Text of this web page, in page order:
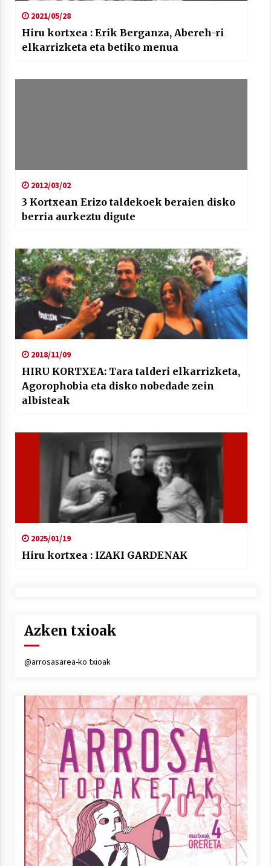
2021/05/28
Hiru kortxea : Erik Berganza, Abereh-ri
elkarrizketa eta betiko menua
2012/03/02
3 Kortxean Erizo taldekoek beraien disko
berria aurkeztu digute
2018/11/09
HIRU KORTXEA: Tara talderi elkarrizketa,
Agorophobia eta disko nobedade zein
albisteak
2025/01/19
Hiru kortxea : IZAKI GARDENAK
Azken txioak
@arrosasarea-ko txioak